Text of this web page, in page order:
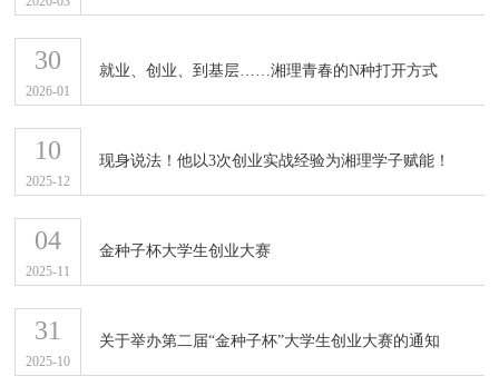
30
2026-01
就业、创业、到基层……湘理青春的N种打开方式
10
2025-12
现身说法！他以3次创业实战经验为湘理学子赋能！
04
2025-11
金种子杯大学生创业大赛
31
2025-10
关于举办第二届“金种子杯”大学生创业大赛的通知